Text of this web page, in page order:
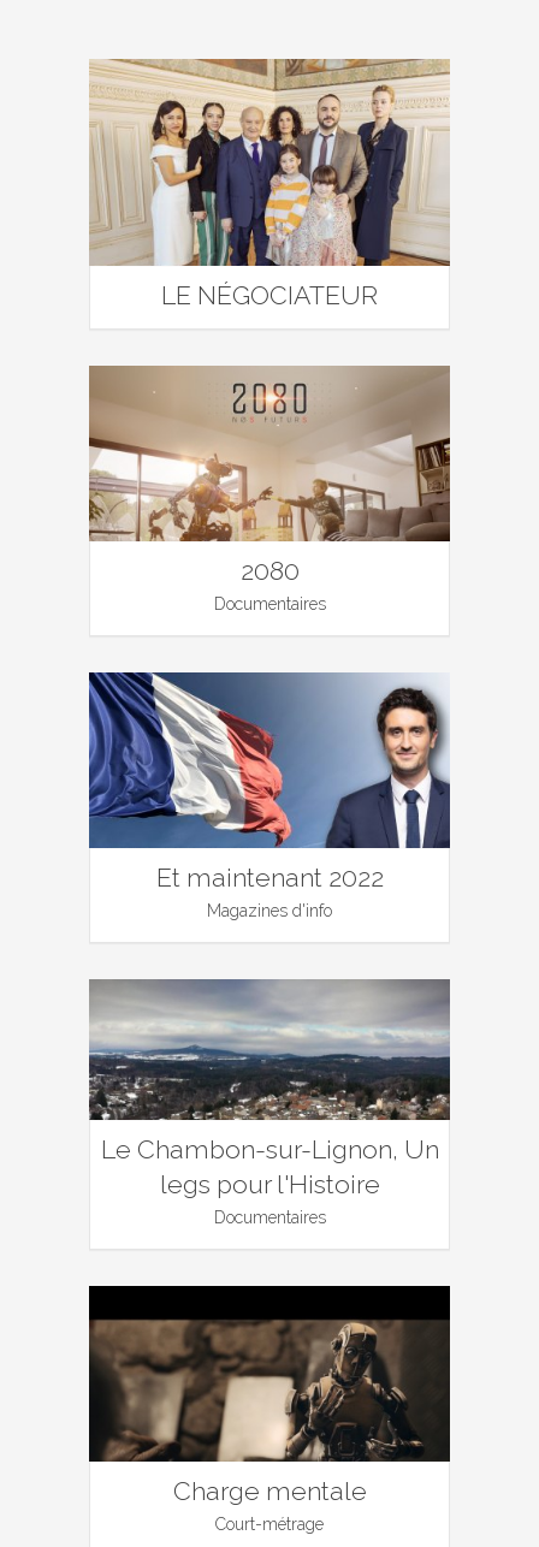
LE NÉGOCIATEUR
2080
Documentaires
Et maintenant 2022
Magazines d'info
Le Chambon-sur-Lignon, Un
legs pour l'Histoire
Documentaires
Charge mentale
Court-métrage